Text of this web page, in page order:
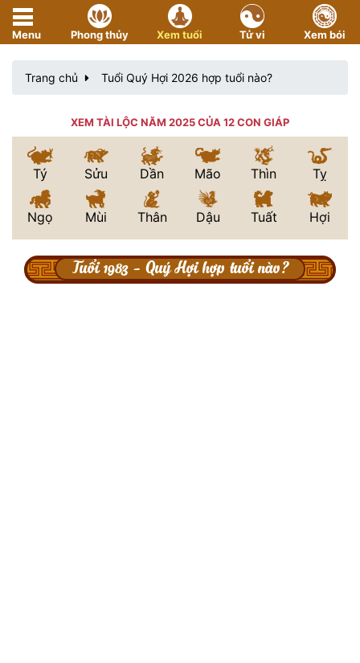
Menu Phong thủy Xem tuổi Tử vi Xem bói
Trang chủ Tuổi Quý Hợi 2026 hợp tuổi nào?
XEM TÀI LỘC NĂM 2025 CỦA 12 CON GIÁP
Tý Sửu Dần Mão Thìn Tỵ
Ngọ Mùi Thân Dậu Tuất Hợi
Tuổi 1983 - Quý Hợi hợp tuổi nào?